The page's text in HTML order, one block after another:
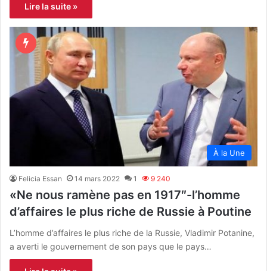
Lire la suite »
À la Une
Felicia Essan 14 mars 2022 1 9 240
«Ne nous ramène pas en 1917″-l’homme
d’affaires le plus riche de Russie à Poutine
L’homme d’affaires le plus riche de la Russie, Vladimir Potanine,
a averti le gouvernement de son pays que le pays…